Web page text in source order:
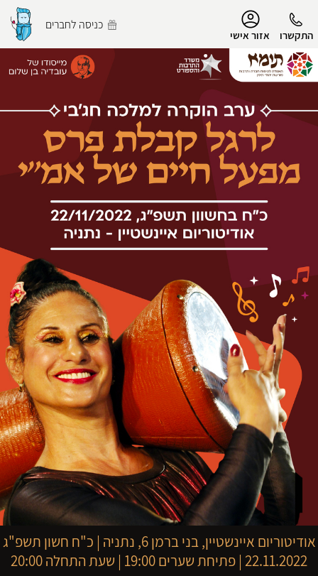
התקשרו אזור אישי
כניסה לחברים
הפרופיל שלי
התנתק
אודיטוריום איינשטיין, בני ברמן 6, נתניה | כ"ח חשון תשפ"ג
22.11.2022 | פתיחת שערים 19:00 | שעת התחלה 20:00